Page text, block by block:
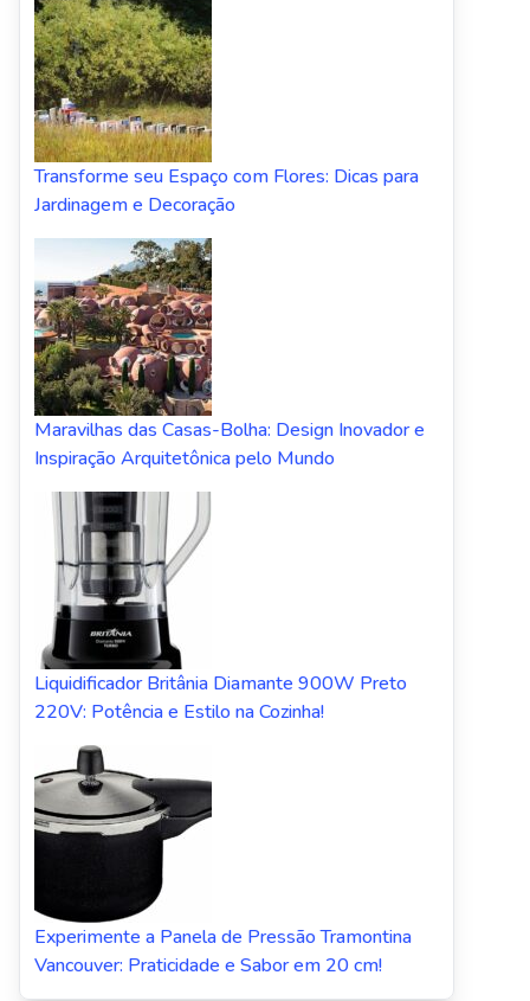
Transforme seu Espaço com Flores: Dicas para
Jardinagem e Decoração
Maravilhas das Casas-Bolha: Design Inovador e
Inspiração Arquitetônica pelo Mundo
Liquidificador Britânia Diamante 900W Preto
220V: Potência e Estilo na Cozinha!
Experimente a Panela de Pressão Tramontina
Vancouver: Praticidade e Sabor em 20 cm!